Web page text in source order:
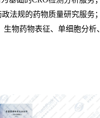
法规的药物质量研究服务；
物药物表征、单细胞分